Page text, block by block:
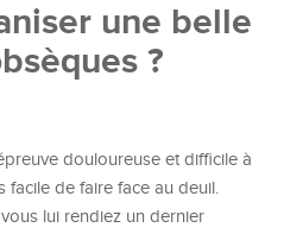
une belle
?
douloureuse et difficile à
facile de faire face au deuil.
lui rendiez un dernier